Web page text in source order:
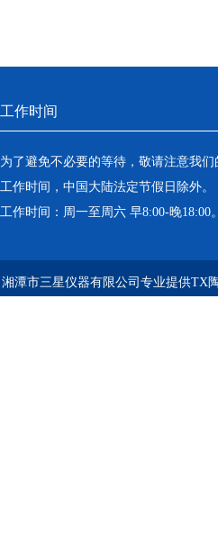
工作时间
为了避免不必要的等待，敬请注意我
工作时间，中国大陆法定节假日除外。
工作时间：周一至周六 早8:00-晚18:00
湘潭市三星仪器有限公司专业提供TX